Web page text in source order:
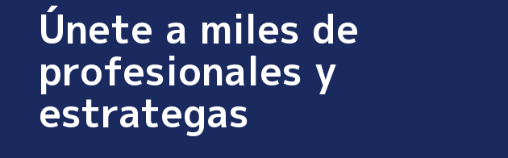
Únete a miles de
profesionales y
estrategas